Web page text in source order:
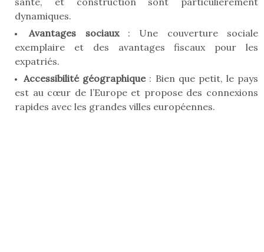
dynamiques.
Avantages sociaux: Une couverture sociale
exemplaire et des avantages fiscaux pour les
expatriés.
Accessibilité géographique: Bien que petit, le pays
est au cœur de l’Europe et propose des connexions
rapides avec les grandes villes européennes.